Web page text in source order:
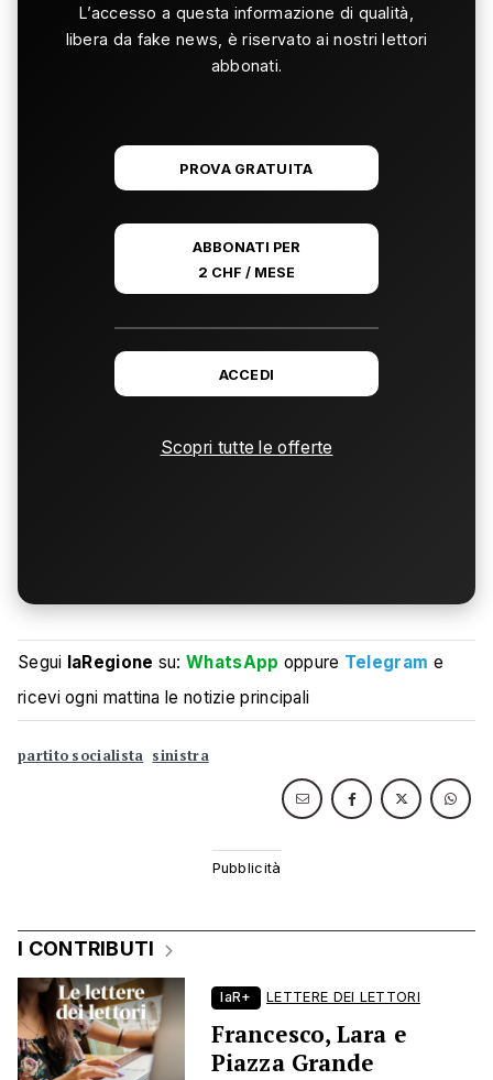
L’accesso a questa informazione di qualità,
libera da fake news, è riservato ai nostri lettori
abbonati.
PROVA GRATUITA
ABBONATI PER
2 CHF / MESE
ACCEDI
Scopri tutte le offerte
Segui laRegione su:WhatsApp oppure Telegram e
ricevi ogni mattina le notizie principali
partito socialista sinistra
I CONTRIBUTI
laR+ LETTERE DEI LETTORI
Francesco, Lara e
Piazza Grande